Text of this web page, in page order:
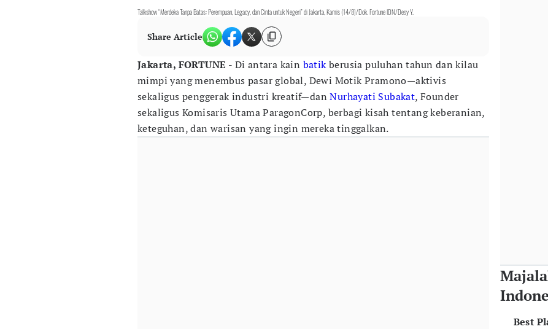
Talkshow “Merdeka Tanpa Batas: Perempuan, Legacy, dan Cinta untuk Negeri” di Jakarta, Kamis (14/8)/Dok. Fortune IDN/Desy Y.
Share Article
Jakarta, FORTUNE - Di antara kain batikberusia puluhan tahun dan kilau
mimpi yang menembus pasar global, Dewi Motik Pramono—aktivis
sekaligus penggerak industri kreatif—danNurhayati Subakat, Founder
sekaligus Komisaris Utama ParagonCorp, berbagi kisah tentang keberanian,
keteguhan, dan warisan yang ingin mereka tinggalkan.
Best